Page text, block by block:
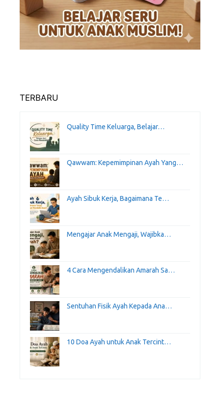
TERBARU
Quality Time Keluarga, Belajar…
Qawwam: Kepemimpinan Ayah Yang…
Ayah Sibuk Kerja, Bagaimana Te…
Mengajar Anak Mengaji, Wajibka…
4 Cara Mengendalikan Amarah Sa…
Sentuhan Fisik Ayah Kepada Ana…
10 Doa Ayah untuk Anak Tercint…